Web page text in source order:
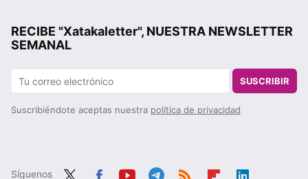
RECIBE "Xatakaletter", NUESTRA NEWSLETTER
SEMANAL
SUSCRIBIR
Suscribiéndote aceptas nuestra política de privacidad
Síguenos